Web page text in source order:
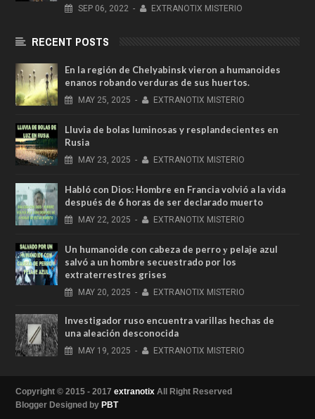
SEP 06, 2022 - EXTRANOTIX MISTERIO
RECENT POSTS
En la región de Chelyabinsk vieron a humanoides
enanos robando verduras de sus huertos.
MAY 25, 2025 - EXTRANOTIX MISTERIO
Lluvia de bolas luminosas y resplandecientes en
Rusia
MAY 23, 2025 - EXTRANOTIX MISTERIO
Habló con Dios: Hombre en Francia volvió a la vida
después de 6 horas de ser declarado muerto
MAY 22, 2025 - EXTRANOTIX MISTERIO
Un humanoide con cabeza de perro у pelaje azul
salvó a un hombre secuestrado por los
extraterrestres grises
MAY 20, 2025 - EXTRANOTIX MISTERIO
Investigador ruso encuentra varillas hechas de
una aleación desconocida
MAY 19, 2025 - EXTRANOTIX MISTERIO
Copyright © 2015 - 2017 extranotix All Right Reserved
Blogger Designed by PBT